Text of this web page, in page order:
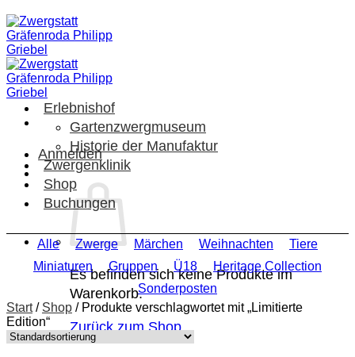
Zum
Inhalt
springen
Anmelden
Es befinden sich keine Produkte im
Warenkorb.
Zurück zum Shop
Erlebnishof
Gartenzwergmuseum
Historie der Manufaktur
Zwergenklinik
Shop
Buchungen
Alle Zwerge Märchen Weihnachten
Tiere
Miniaturen
Gruppen Ü18
Heritage Collection
Sonderposten
Start / Shop /Produkte verschlagwortet mit „Limitierte
Edition“